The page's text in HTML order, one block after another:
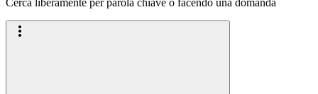
Cerca liberamente per parola chiave o facendo una domanda